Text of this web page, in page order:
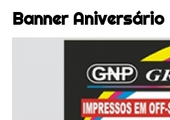
Banner Aniversário